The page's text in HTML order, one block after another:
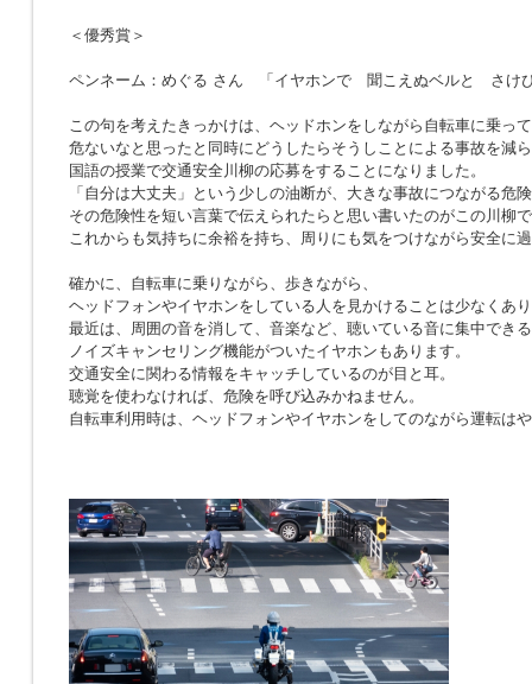
＜優秀賞＞
ペンネーム：めぐる さん 「イヤホンで 聞こえぬベルと さけ
この句を考えたきっかけは、ヘッドホンをしながら自転車に乗っ
危ないなと思ったと同時にどうしたらそうしことによる事故を減
国語の授業で交通安全川柳の応募をすることになりました。
「自分は大丈夫」という少しの油断が、大きな事故につながる危
その危険性を短い言葉で伝えられたらと思い書いたのがこの川柳
これからも気持ちに余裕を持ち、周りにも気をつけながら安全に
確かに、自転車に乗りながら、歩きながら、
ヘッドフォンやイヤホンをしている人を見かけることは少なくあ
最近は、周囲の音を消して、音楽など、聴いている音に集中できる
ノイズキャンセリング機能がついたイヤホンもあります。
交通安全に関わる情報をキャッチしているのが目と耳。
聴覚を使わなければ、危険を呼び込みかねません。
自転車利用時は、ヘッドフォンやイヤホンをしてのながら運転は